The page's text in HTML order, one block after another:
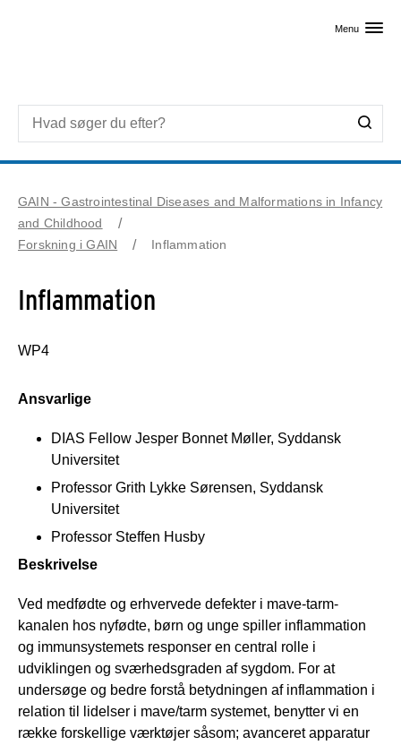
Menu
GAIN - Gastrointestinal Diseases and Malformations in Infancy
and Childhood
Forskning i GAIN
Inflammation
Inflammation
WP4
Ansvarlige
DIAS Fellow Jesper Bonnet Møller, Syddansk
Universitet
Professor Grith Lykke Sørensen, Syddansk
Universitet
Professor Steffen Husby
Beskrivelse
Ved medfødte og erhvervede defekter i mave-tarm-
kanalen hos nyfødte, børn og unge spiller inflammation
og immunsystemets responser en central rolle i
udviklingen og sværhedsgraden af sygdom. For at
undersøge og bedre forstå betydningen af inflammation i
relation til lidelser i mave/tarm systemet, benytter vi en
række forskellige værktøjer såsom; avanceret apparatur